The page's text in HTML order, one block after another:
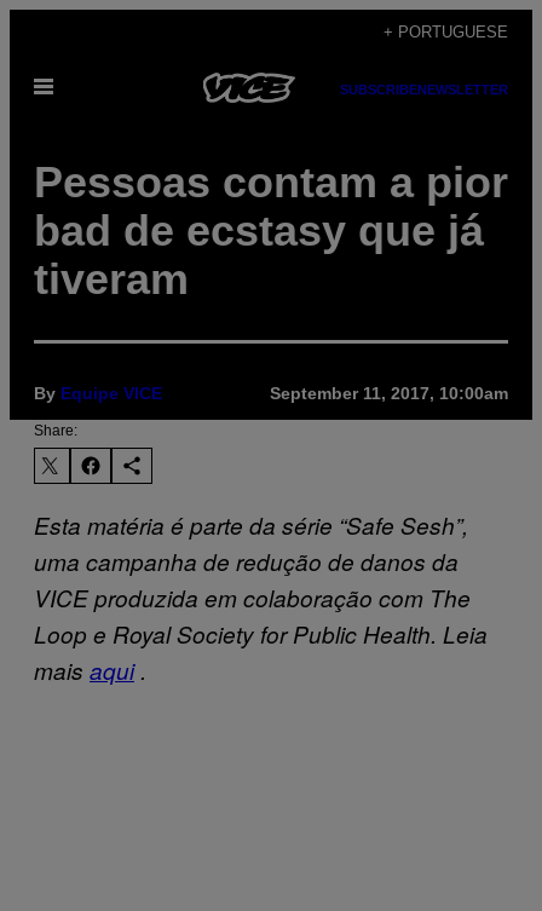
content
+ PORTUGUESE
Open
SUBSCRIBENEWSLETTER
Pessoas contam a pior
bad de ecstasy que já
tiveram
By Equipe VICE September 11, 2017, 10:00am
Share:
Esta matéria é parte da série “Safe Sesh”,
uma campanha de redução de danos da
VICE produzida em colaboração com The
Loop e Royal Society for Public Health. Leia
mais aqui.